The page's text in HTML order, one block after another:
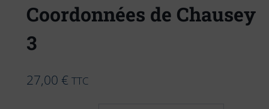
Coordonnées de Chausey
3
27,00 € TTC